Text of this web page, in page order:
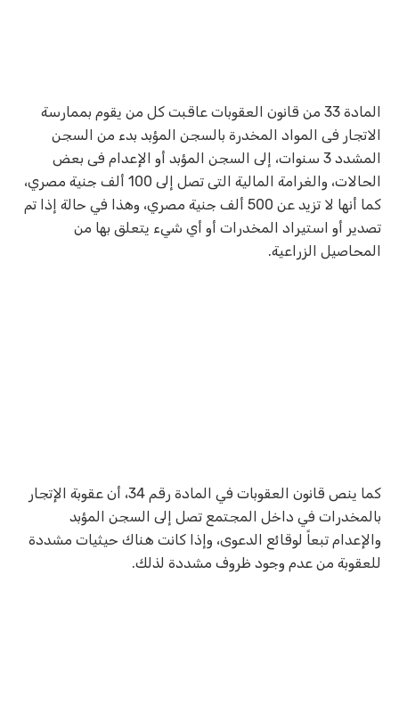
المادة 33 من قانون العقوبات عاقبت كل من يقوم بممارسة
الاتجار فى المواد المخدرة بالسجن المؤبد بدء من السجن
المشدد 3 سنوات، إلى السجن المؤبد أو الإعدام فى بعض
الحالات، والغرامة المالية التى تصل إلى 100 ألف جنية مصري،
كما أنها لا تزيد عن 500 ألف جنية مصري، وهذا في حالة إذا تم
تصدير أو استيراد المخدرات أو أي شيء يتعلق بها من
المحاصيل الزراعية.
كما ينص قانون العقوبات في المادة رقم 34، أن عقوبة الإتجار
بالمخدرات في داخل المجتمع تصل إلى السجن المؤبد
والإعدام تبعاً لوقائع الدعوى، وإذا كانت هناك حيثيات مشددة
للعقوبة من عدم وجود ظروف مشددة لذلك.